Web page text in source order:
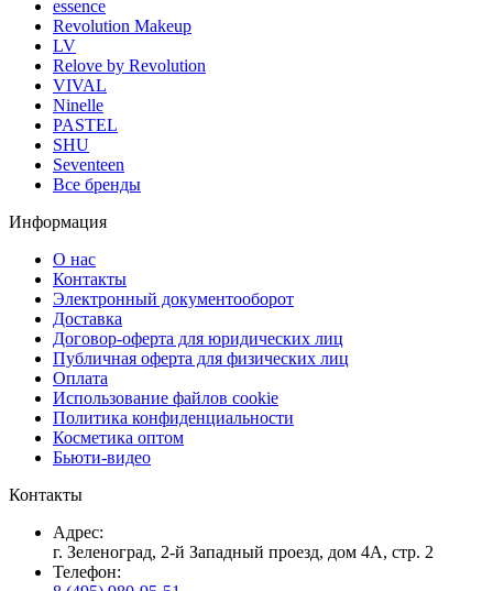
essence
Revolution Makeup
LV
Relove by Revolution
VIVAL
Ninelle
PASTEL
SHU
Seventeen
Все бренды
Информация
О нас
Контакты
Электронный документооборот
Доставка
Договор-оферта для юридических лиц
Публичная оферта для физических лиц
Оплата
Использование файлов cookie
Политика конфиденциальности
Косметика оптом
Бьюти-видео
Контакты
Адрес:
г. Зеленоград, 2-й Западный проезд, дом 4А, стр. 2
Телефон: